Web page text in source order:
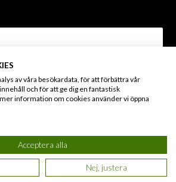
All rights reserved
av våra besökardata, för att förbättra vår
och för att ge dig en fantastisk
information om cookies använder vi öppna
Acceptera alla
Nej, justera
kontakte dig på e-mail og kan til enhver tid afmelde dig
af vores e-mails. Læs også voresprivatlivs politik.